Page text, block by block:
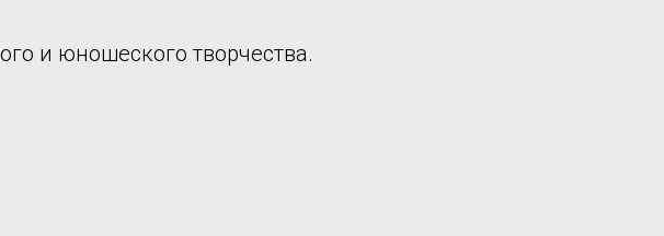
и юношеского творчества.